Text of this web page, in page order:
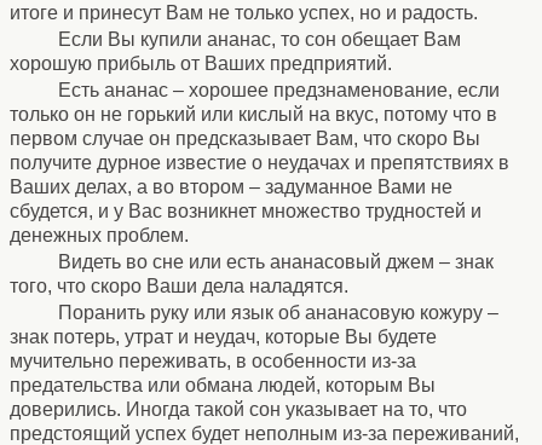
итоге и принесут Вам не только успех, но и радость.
Если Вы купили ананас, то сон обещает Вам
хорошую прибыль от Ваших предприятий.
Есть ананас – хорошее предзнаменование, если
только он не горький или кислый на вкус, потому что в
первом случае он предсказывает Вам, что скоро Вы
получите дурное известие о неудачах и препятствиях в
Ваших делах, а во втором – задуманное Вами не
сбудется, и у Вас возникнет множество трудностей и
денежных проблем.
Видеть во сне или есть ананасовый джем – знак
того, что скоро Ваши дела наладятся.
Поранить руку или язык об ананасовую кожуру –
знак потерь, утрат и неудач, которые Вы будете
мучительно переживать, в особенности из-за
предательства или обмана людей, которым Вы
доверились. Иногда такой сон указывает на то, что
предстоящий успех будет неполным из-за переживаний,